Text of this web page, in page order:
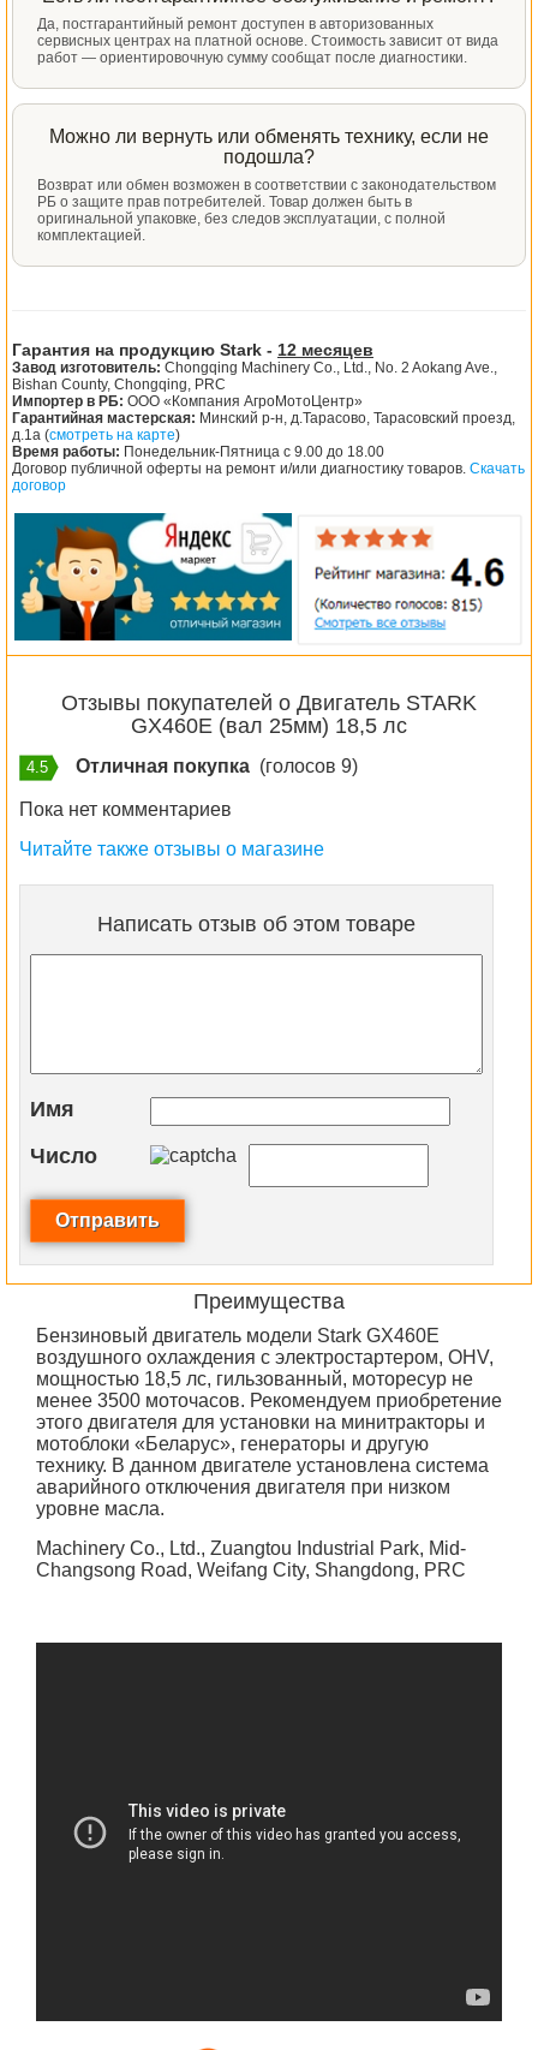
Да, постгарантийный ремонт доступен в авторизованных
сервисных центрах на платной основе. Стоимость зависит от вида
работ — ориентировочную сумму сообщат после диагностики.
Можно ли вернуть или обменять технику, если не
подошла?
Возврат или обмен возможен в соответствии с законодательством
РБ о защите прав потребителей. Товар должен быть в
оригинальной упаковке, без следов эксплуатации, с полной
комплектацией.
Гарантия на продукцию Stark - 12 месяцев
Завод изготовитель: Chongqing Machinery Co., Ltd., No. 2 Aokang Ave.,
Bishan County, Chongqing, PRC
Импортер в РБ: ООО «Компания АгроМотоЦентр»
Гарантийная мастерская: Минский р-н, д.Тарасово, Тарасовский проезд,
д.1а (смотреть на карте)
Время работы: Понедельник-Пятница с 9.00 до 18.00
Договор публичной оферты на ремонт и/или диагностику товаров. Скачать
договор
Отзывы покупателей о Двигатель STARK
GX460E (вал 25мм) 18,5 лс
4.5 Отличная покупка (голосов 9)
Пока нет комментариев
Читайте также отзывы о магазине
Написать отзыв об этом товаре
Имя
Число
Преимущества
Бензиновый двигатель модели Stark GX460E
воздушного охлаждения с электростартером, OHV,
мощностью 18,5 лс, гильзованный, моторесур не
менее 3500 моточасов. Рекомендуем приобретение
этого двигателя для установки на минитракторы и
мотоблоки «Беларус», генераторы и другую
технику. В данном двигателе установлена система
аварийного отключения двигателя при низком
уровне масла.
Machinery Co., Ltd., Zuangtou Industrial Park, Mid-
Changsong Road, Weifang City, Shangdong, PRC